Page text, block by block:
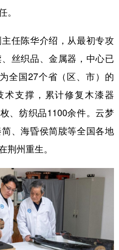
。
陈华介绍，从最初专攻
丝织品、金属器，中心已
全国27个省（区、市）的
术支撑，累计修复木漆器
、纺织品1100余件。云梦
、海昏侯简牍等全国各地
荆州重生。